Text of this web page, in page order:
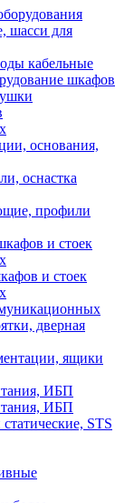
шасси для
кабельные
шкафов
основания,
оснастка
профили
и стоек
и стоек
дверная
ящики
ИБП
ИБП
STS